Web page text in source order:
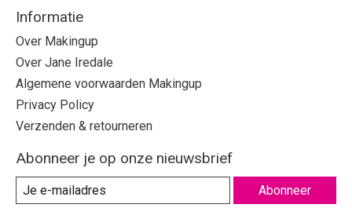
Informatie
Over Makingup
Over Jane Iredale
Algemene voorwaarden Makingup
Privacy Policy
Verzenden & retourneren
Abonneer je op onze nieuwsbrief
Abonneer